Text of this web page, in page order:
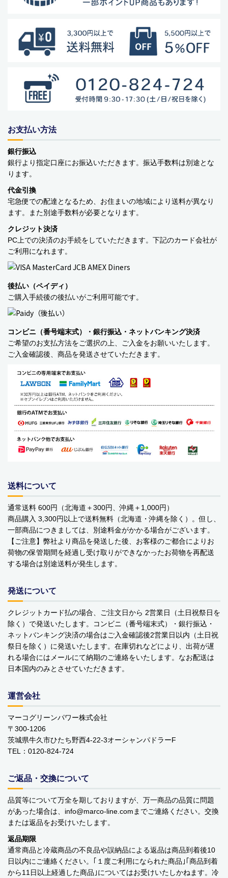
商品カテゴリー
ペットフード・グッズ
動物モチーフグッズ
日用品・雑貨
コンテナキャリー
バッグ・カート
美容
アパレル
アウトドア
健康・フィットネス
防災用品・保存食品
ガーデニング
おもちゃ・ホビー
ベビーおもちゃ・子供用品
賞味期限間近・訳あり大特価
商品一覧
ブランドから探す
MESH ジュエリー
Bellini バッグ(イタリア)
alico バルサミコ酢
TEJAKULA 塩
ムーミン
YOPE
noa family
MARNA マーナ
DULTON ダルトン
橋本クロス
国際貿易 KB
価格から探す
お支払い方法
銀行振込
銀行より指定口座にお振込いただきます。振込手数料は別途とな
ります。
代金引換
宅急便での配達となるため、お住まいの地域により送料が異なり
ます。また別途手数料が必要となります。
クレジット決済
PC上での決済のお手続をしていただきます。下記のカード会社が
ご利用になれます。
後払い（ペイディ）
ご購入手続後の後払いがご利用可能です。
コンビニ（番号端末式）・銀行振込・ネットバンキング決済
ご希望のお支払方法をご選択の上、ご入金をお願いいたします。
ご入金確認後、商品を発送させていただきます。
送料について
通常送料 600円（北海道＋300円、沖縄＋1,000円）
商品購入 3,300円以上で送料無料（北海道・沖縄を除く）。但し、
一部商品につきましては、別途料金がかかる場合がございます。
【ご注意】弊社より商品を発送した後、お客様のご都合によりお
荷物の保管期間を経過し受け取りができなかったお荷物を再配送
する場合は別途送料が発生します。
発送について
クレジットカード払の場合、ご注文日から 2営業日（土日祝祭日を
除く）で発送いたします。コンビニ（番号端末式）・銀行振込・
ネットバンキング決済の場合はご入金確認後2営業日以内（土日祝
祭日を除く）に発送いたします。在庫切れなどにより、出荷が遅
れる場合にはメールにて納期のご連絡をいたします。なお配送は
日本国内のみとさせていただきます。
運営会社
マーコグリーンパワー株式会社
〒300-1206
茨城県牛久市ひたち野西4-22-3オーシャンパドラーF
TEL：0120-824-724
ご返品・交換について
品質等について万全を期しておりますが、万一商品の品質に問題
があった場合は、info
marco-line.comまでご連絡ください。交換
または返品をお受けいたします。
返品期限
通常商品と冷蔵商品の不良品や誤納品による返品は商品到着後10
日以内にご連絡ください。｢１度ご利用になられた商品｣｢商品到着
から11日以上経過した商品｣についてはお受けいたしかねます。冷